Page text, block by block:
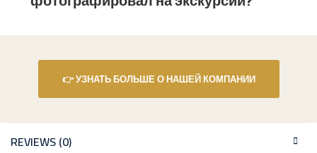
👉 УЗНАТЬ БОЛЬШЕ О НАШЕЙ КОМПАНИИ
REVIEWS (0)